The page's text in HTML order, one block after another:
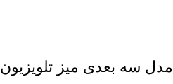
مدل سه بعدی میز تلویزیون 0101